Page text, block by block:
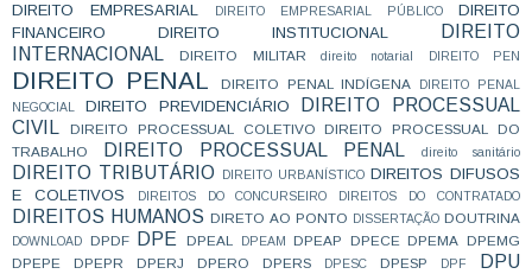
DIREITO EMPRESARIAL DIREITO EMPRESARIAL PÚBLICO
DIREITO
FINANCEIRO
DIREITO INSTITUCIONAL
DIREITO
INTERNACIONAL
DIREITO MILITAR direito notarial DIREITO PEN
DIREITO PENAL DIREITO PENAL INDÍGENA
DIREITO PENAL
NEGOCIAL
DIREITO PREVIDENCIÁRIO
DIREITO PROCESSUAL
CIVIL
DIREITO PROCESSUAL COLETIVO
DIREITO PROCESSUAL DO
TRABALHO
DIREITO PROCESSUAL PENAL direito sanitário
DIREITO TRIBUTÁRIO DIREITO URBANÍSTICO DIREITOS DIFUSOS
E COLETIVOS
DIREITOS DO CONCURSEIRO DIREITOS DO CONTRATADO
DIREITOS HUMANOS DIRETO AO PONTO DISSERTAÇÃO DOUTRINA
DOWNLOAD DPDF DPE DPEAL DPEAM DPEAP DPECE DPEMA DPEMG
DPEPE
DPEPR DPERJ DPERO DPERS DPESC DPESP DPF DPU